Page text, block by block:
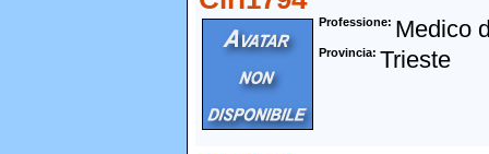
Professione Medico
Provincia Trieste